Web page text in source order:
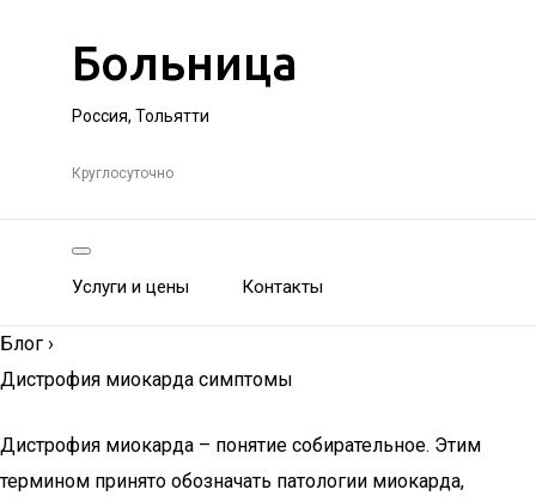
Больница
Россия, Тольятти
Круглосуточно
Услуги и цены Контакты
Блог ›
Дистрофия миокарда симптомы
Дистрофия миокарда – понятие собирательное. Этим
термином принято обозначать патологии миокарда,